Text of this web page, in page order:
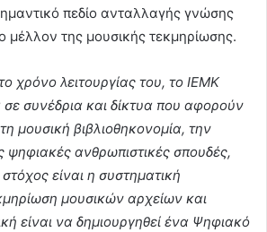
πεδίο ανταλλαγής γνώσης
μέλλον της μουσικής τεκμηρίωσης.
χρόνο λειτουργίας του, το ΙΕΜΚ
σε συνέδρια και δίκτυα που αφορούν
μουσική βιβλιοθηκονομία, την
ψηφιακές ανθρωπιστικές σπουδές,
είναι η συστηματική
μουσικών αρχείων και
είναι να δημιουργηθεί ένα Ψηφιακό